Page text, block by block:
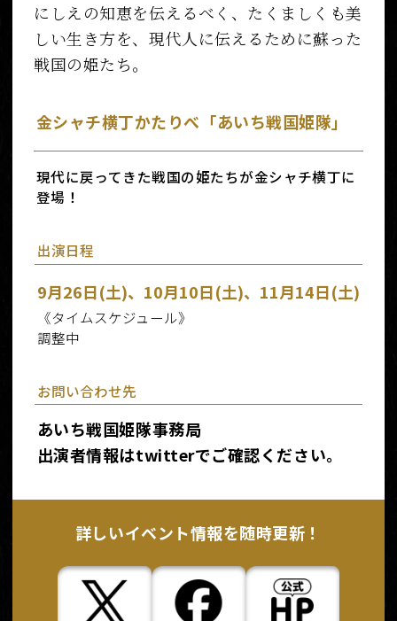
にしえの知恵を伝えるべく、たくましくも美
しい生き方を、現代人に伝えるために蘇った
戦国の姫たち。
金シャチ横丁かたりべ「あいち戦国姫隊」
現代に戻ってきた戦国の姫たちが金シャチ横丁に
登場！
出演日程
9月26日(土)、10月10日(土)、11月14日(土)
《タイムスケジュール》
調整中
お問い合わせ先
あいち戦国姫隊事務局
出演者情報はtwitterでご確認ください。
詳しいイベント情報を随時更新！